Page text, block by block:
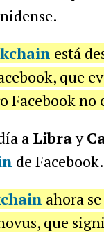
está
que
Facebook
a Libray
de
ahora
que